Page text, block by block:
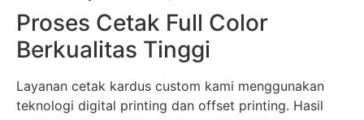
Proses Cetak Full Color
Berkualitas Tinggi
Layanan cetak kardus custom kami menggunakan
teknologi digital printing dan offset printing. Hasil